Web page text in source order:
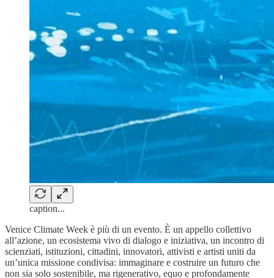
caption...
Venice Climate Week è più di un evento. È un appello collettivo
all’azione, un ecosistema vivo di dialogo e iniziativa, un incontro di
scienziati, istituzioni, cittadini, innovatori, attivisti e artisti uniti da
un’unica missione condivisa: immaginare e costruire un futuro che
non sia solo sostenibile, ma rigenerativo, equo e profondamente